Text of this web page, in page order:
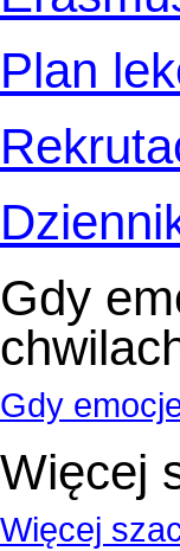
Plan
Gdy
Gdy
Więcej
Więcej